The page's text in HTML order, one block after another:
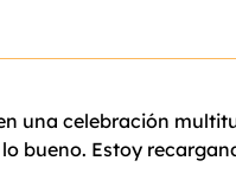
una celebración
bueno. Estoy